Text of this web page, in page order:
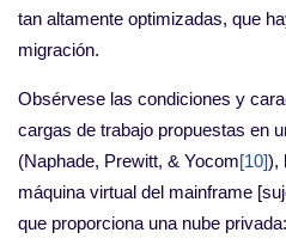
tan altamente optimizadas, que
migración.
Obsérvese las condiciones y
cargas de trabajo propuestas en
(Naphade, Prewitt, & Yocom[10]),
máquina virtual del mainframe
que proporciona una nube privada: